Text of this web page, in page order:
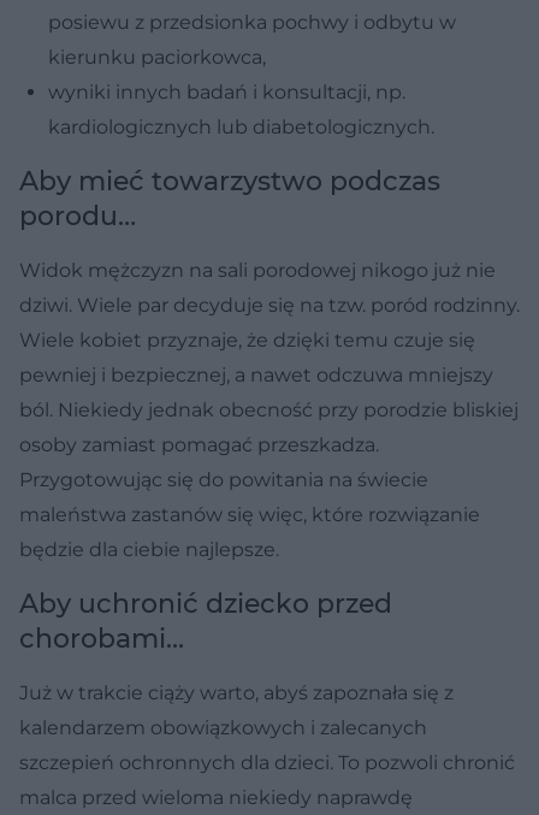
posiewu z przedsionka pochwy i odbytu w
kierunku paciorkowca,
wyniki innych badań i konsultacji, np.
kardiologicznych lub diabetologicznych.
Aby mieć towarzystwo podczas
porodu…
Widok mężczyzn na sali porodowej nikogo już nie
dziwi. Wiele par decyduje się na tzw. poród rodzinny.
Wiele kobiet przyznaje, że dzięki temu czuje się
pewniej i bezpiecznej, a nawet odczuwa mniejszy
ból. Niekiedy jednak obecność przy porodzie bliskiej
osoby zamiast pomagać przeszkadza.
Przygotowując się do powitania na świecie
maleństwa zastanów się więc, które rozwiązanie
będzie dla ciebie najlepsze.
Aby uchronić dziecko przed
chorobami...
Już w trakcie ciąży warto, abyś zapoznała się z
kalendarzem obowiązkowych i zalecanych
szczepień ochronnych dla dzieci. To pozwoli chronić
malca przed wieloma niekiedy naprawdę